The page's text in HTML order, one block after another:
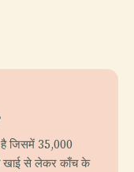
जिसमें 35,000
खाई से लेकर काँच के